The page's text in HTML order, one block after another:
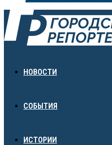
НОВОСТИ
СОБЫТИЯ
ИСТОРИИ